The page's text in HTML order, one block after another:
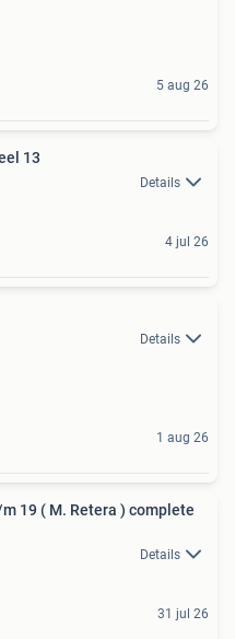
5 aug 26
13
Details
4 jul 26
Details
1 aug 26
19 ( M. Retera ) complete
Details
31 jul 26